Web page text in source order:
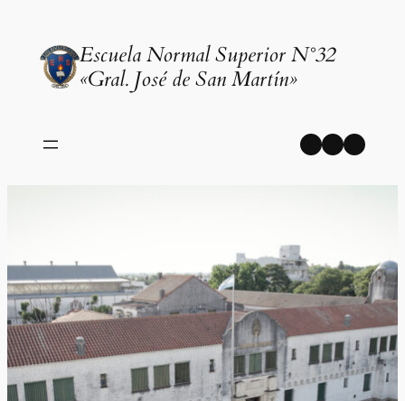
contenidoEscuela Normal Superior N°32
«Gral. José de San Martín»
Facebook